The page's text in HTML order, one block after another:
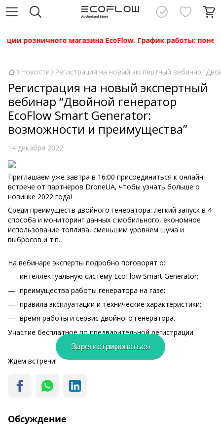
розничного магазина EcoFlow. График работы:
Новости Регистрация на новый экспертный вебинар
Регистрация на новый экспертный
вебинар “Двойной генератор
EcoFlow Smart Generator:
возможности и преимущества”
14 декабря 2022
Приглашаем уже завтра в 16:00 присоединиться к онлайн-
встрече от партнеров DroneUA, чтобы узнать больше о
новинке 2022 года!
Среди преимуществ двойного генератора: легкий запуск в 4
способа и мониторинг данных с мобильного, економное
использование топлива, сменьшим уровнем шума и
выбросов и т.п.
На вебинаре эксперты подробно поговорят о:
интеллектуальную систему EcoFlow Smart Generator;
преимущества работы генератора на газе;
правила эксплуатации и технические характеристики;
время работы и сервис двойного генератора.
Участие бесплатное по предварительной регистрации
Зарегистрироваться
Ждем встречи!
Обсуждение